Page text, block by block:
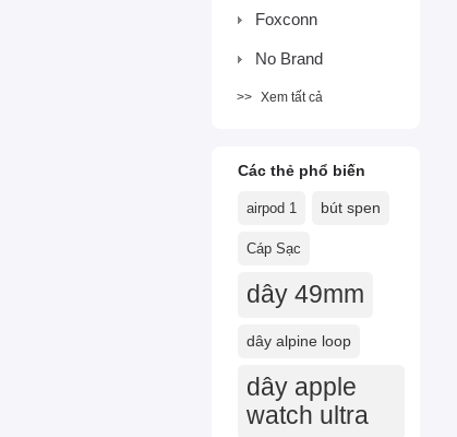
Foxconn
No Brand
Xem tất cả
Các thẻ phổ biến
airpod 1 bút spen
Cáp Sạc
dây 49mm
dây alpine loop
dây apple
watch ultra